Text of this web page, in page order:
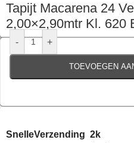
Tapijt Macarena 24
2,00×2,90mtr Kl. 620
- +
TOEVOEGEN
SnelleVerzending 2k